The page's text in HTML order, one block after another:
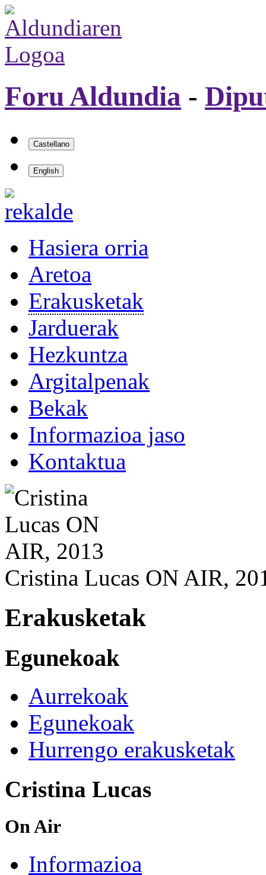
Foru Aldundia -
Hasiera orria
Aretoa
Erakusketak
Jarduerak
Hezkuntza
Argitalpenak
Bekak
Informazioa jaso
Kontaktua
Cristina Lucas ON AIR,
Erakusketak
Egunekoak
Aurrekoak
Egunekoak
Hurrengo erakusketak
Cristina Lucas
On Air
Informazioa